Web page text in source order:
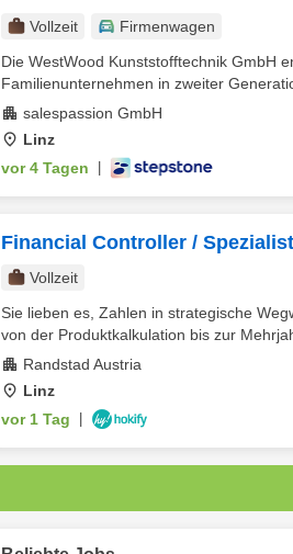
Vollzeit
Firmenwagen
Die WestWood Kunststofftechnik GmbH
Familienunternehmen in zweiter
salespassion GmbH
Linz
vor 4 Tagen
Financial Controller /
Vollzeit
Sie lieben es, Zahlen in strategische
von der Produktkalkulation bis zur
Randstad Austria
Linz
vor 1 Tag